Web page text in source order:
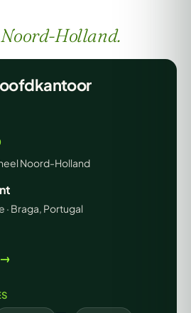
Noord-Holland.
Noord-Holland
· Braga, Portugal
→